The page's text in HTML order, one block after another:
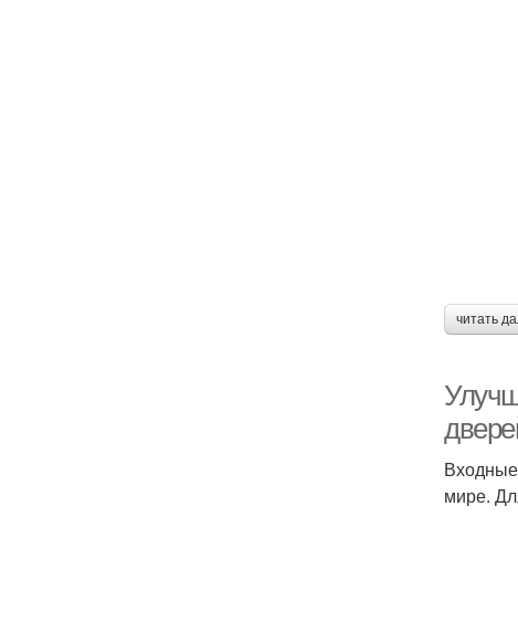
читать
мире.